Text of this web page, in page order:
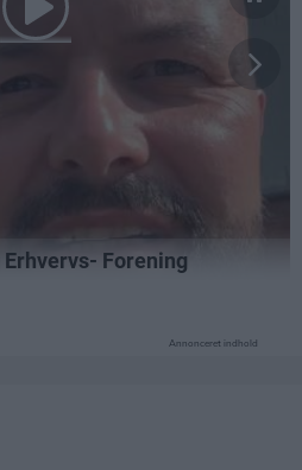
Annonceret indhold